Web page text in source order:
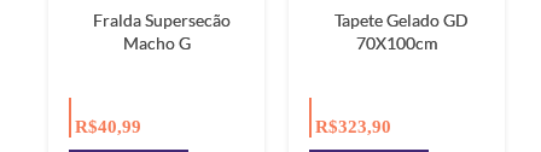
Fralda Supersecão
Macho G
R$40,99
Tapete Gelado GD
70X100cm
R$323,90